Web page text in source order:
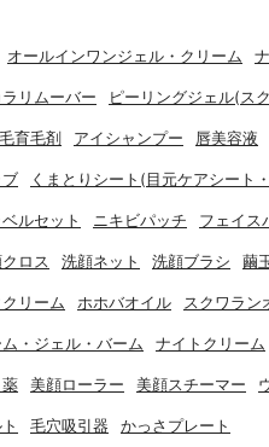
オールインワンジェル・クリーム
リムーバー ピーリングジェル(ス
育毛剤 アイシャンプー 唇美容液
ブ くまとりシート(目元ケアシート
ルセット ニキビパッチ フェイス
ロス 洗顔ネット 洗顔ブラシ 繭
リーム ホホバオイル スクワラン
・ジェル・バーム ナイトクリーム
薬 美顔ローラー 美顔スチーマー
毛穴吸引器 かっさプレート